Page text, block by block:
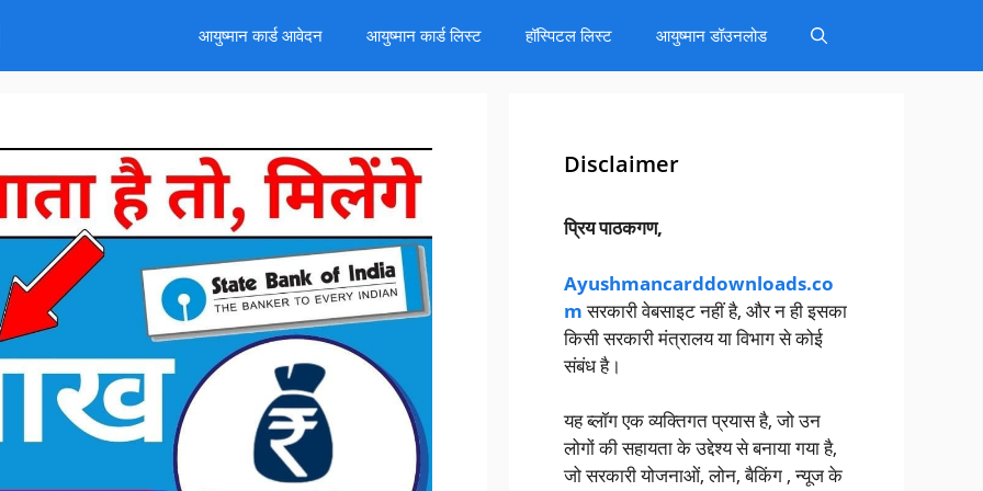
आयुष्मान कार्ड आवेदन आयुष्मान कार्ड लिस्ट हॉस्पिटल लिस्ट आयुष्मान डॉउनलोड
Disclaimer
प्रिय पाठकगण,
Ayushmancarddownloads.co
mसरकारी वेबसाइट नहीं है, और न ही इसका
किसी सरकारी मंत्रालय या विभाग से कोई
संबंध है।
यह ब्लॉग एक व्यक्तिगत प्रयास है, जो उन
लोगों की सहायता के उद्देश्य से बनाया गया है,
जो सरकारी योजनाओं, लोन, बैकिंग , न्यूज के